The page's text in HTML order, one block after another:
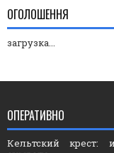
ОГОЛОШЕННЯ
загрузка...
ОПЕРАТИВНО
Кельтский крест: